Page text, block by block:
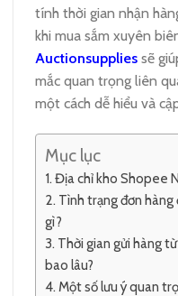
tính thời gian nhận
khi mua sắm xuyên
Auctionsupplies sẽ
mắc quan trọng liên
một cách dễ hiểu và
Mục lục
Địa chỉ kho Shopee
Tình trạng đơn
gì?
Thời gian gửi hàng
bao lâu?
Một số lưu ý quan